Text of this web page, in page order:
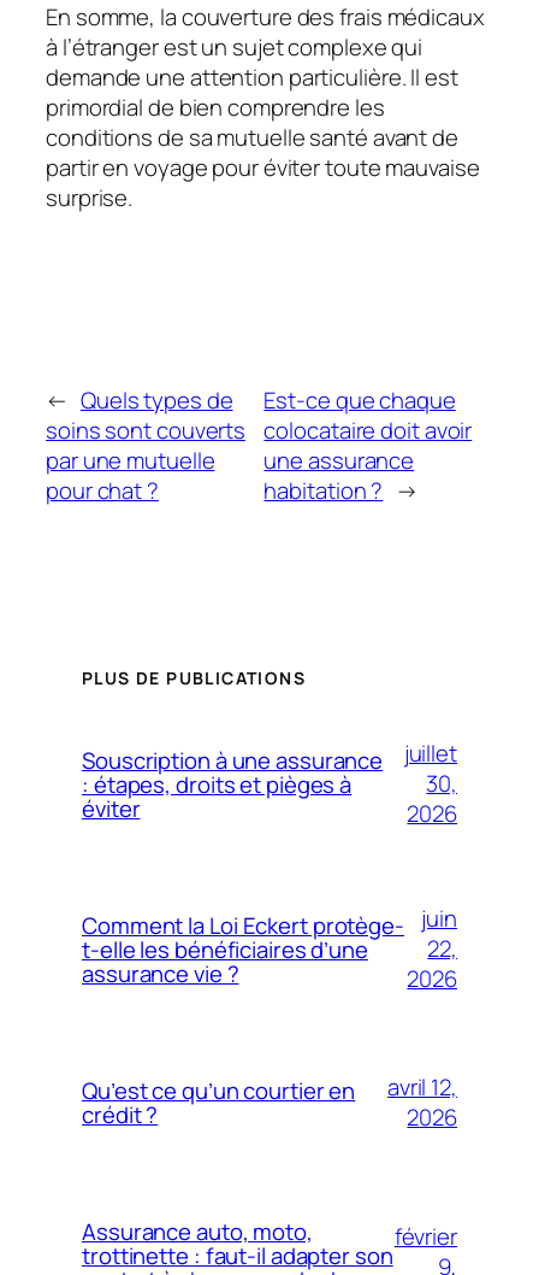
En somme, la couverture des frais médicaux
à l’étranger est un sujet complexe qui
demande une attention particulière. Il est
primordial de bien comprendre les
conditions de sa mutuelle santé avant de
partir en voyage pour éviter toute mauvaise
surprise.
← Quels types de
soins sont couverts
par une mutuelle
pour chat ?
Est-ce que chaque
colocataire doit avoir
une assurance
habitation ? →
PLUS DE PUBLICATIONS
Souscription à une assurance
: étapes, droits et pièges à
éviter
juillet
30,
2026
Comment la Loi Eckert protège-
t-elle les bénéficiaires d’une
assurance vie ?
juin
22,
2026
Qu’est ce qu’un courtier en
crédit ?
avril 12,
2026
Assurance auto, moto,
trottinette : faut-il adapter son
février
9,